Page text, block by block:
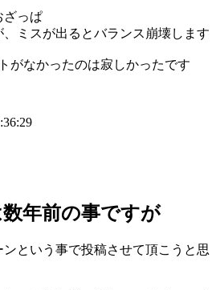
ざっぱ
ミスが出るとバランス崩壊します
がなかったのは寂しかったです
年前の事ですが
という事で投稿させて頂こうと思